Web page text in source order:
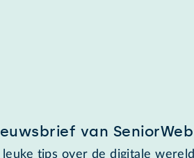
van SeniorWeb
tips over de digitale